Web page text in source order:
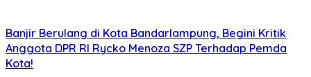
Banjir Berulang di Kota Bandarlampung, Begini Kritik
Anggota DPR RI Rycko Menoza SZP Terhadap Pemda
Kota!